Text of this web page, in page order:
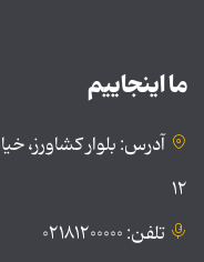
ما اینجاییم
آدرس: بلوار کشاورز،
۱۲
تلفن: ۰۲۱۸۱۲۰۰۰۰۰